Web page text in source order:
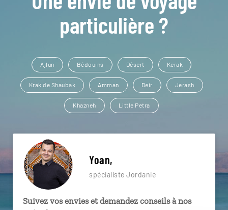
particulière ?
Ajlun Bédouins Désert Kerak
Krak de Shaubak Amman Deir Jerash
Khazneh Little Petra
Yoan,
spécialiste Jordanie
Suivez vos envies et demandez conseils à nos